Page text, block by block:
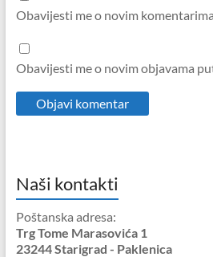
Obavijesti me o novim
Obavijesti me o novim objavama
Naši kontakti
Poštanska adresa:
Trg Tome Marasovića 1
23244 Starigrad - Paklenica